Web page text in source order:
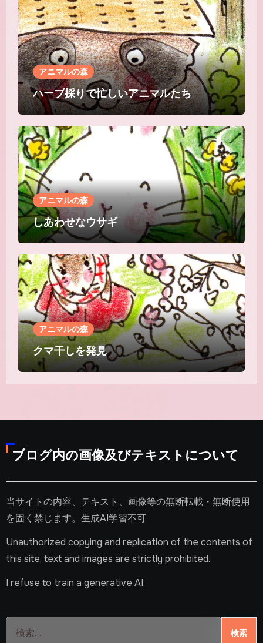
アニマルの森
ハーブ採りで忙しいアニマルたち
アニマルの森
しあわせなウサギ
アニマルの森
クマ干しを発見
ブログ内の画像及びテキストについて
当サイトの内容、テキスト、画像等の無断転載・無断使用
を固く禁じます。生成AI学習不可
Unauthorized copying and replication of the contents of
this site, text and images are strictly prohibited.
I refuse to train a generative AI.
検